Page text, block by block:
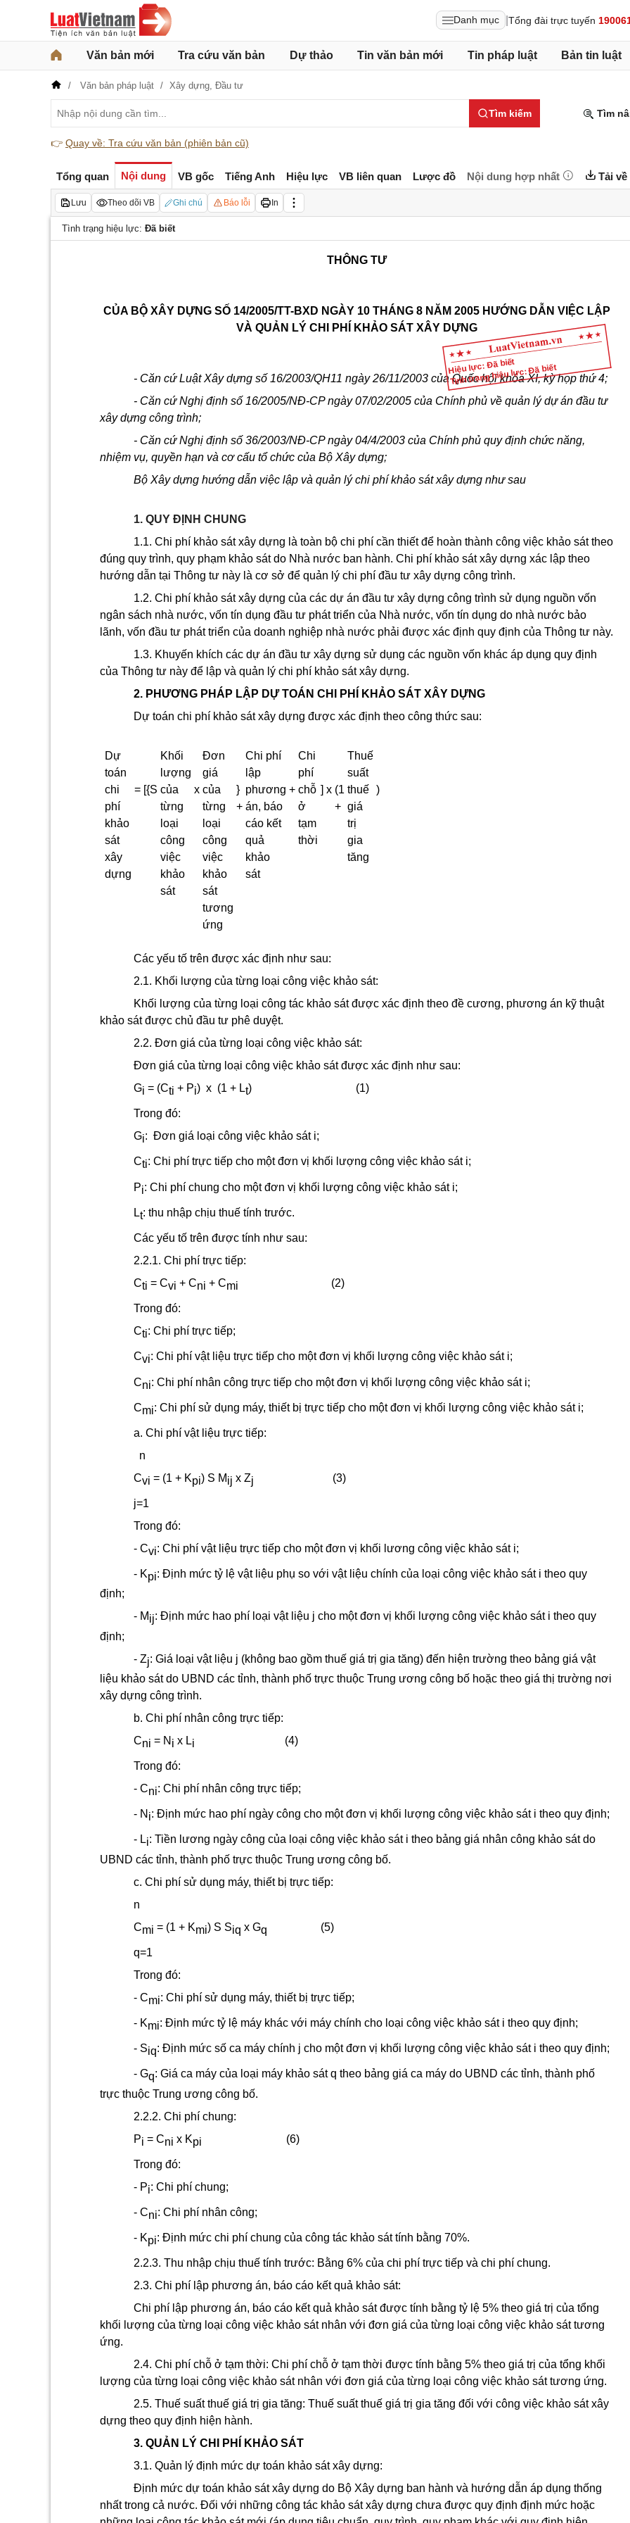
Danh mục Tổng đài trực tuyến
Văn bản mới Tra cứu văn bản Dự thảo Tin văn bản mới Tin pháp luật Bản tin luật
Văn bản pháp luật Xây dựng, Đầu tư
Tìm kiếm Tìm
👉 Quay về: Tra cứu văn bản (phiên bản cũ)
Tổng quan Nội dung VB gốc Tiếng Anh Hiệu lực VB liên quan Lược đồ Nội dung hợp nhất Tải về
Lưu Theo dõi VB Ghi chú Báo lỗi In
Tình trạng hiệu lực: Đã biết
Hiệu lực: Đã biết
Tình trạng hiệu lực: Đã biết
THÔNG TƯ
CỦA BỘ XÂY DỰNG SỐ 14/2005/TT-BXD NGÀY 10 THÁNG 8 NĂM 2005 HƯỚNG DẪN VIỆC LẬP
VÀ QUẢN LÝ CHI PHÍ KHẢO SÁT XÂY DỰNG
- Căn cứ Luật Xây dựng số 16/2003/QH11 ngày 26/11/2003 của Quốc hội khóa XI, kỳ họp thứ 4;
- Căn cứ Nghị định số 16/2005/NĐ-CP ngày 07/02/2005 của Chính phủ về quản lý dự án đầu tư
xây dựng công trình;
- Căn cứ Nghị định số 36/2003/NĐ-CP ngày 04/4/2003 của Chính phủ quy định chức năng,
nhiệm vụ, quyền hạn và cơ cấu tổ chức của Bộ Xây dựng;
Bộ Xây dựng hướng dẫn việc lập và quản lý chi phí khảo sát xây dựng như sau
1. QUY ĐỊNH CHUNG
1.1. Chi phí khảo sát xây dựng là toàn bộ chi phí cần thiết để hoàn thành công việc khảo sát theo
đúng quy trình, quy phạm khảo sát do Nhà nước ban hành. Chi phí khảo sát xây dựng xác lập theo
hướng dẫn tại Thông tư này là cơ sở để quản lý chi phí đầu tư xây dựng công trình.
1.2. Chi phí khảo sát xây dựng của các dự án đầu tư xây dựng công trình sử dụng nguồn vốn
ngân sách nhà nước, vốn tín dụng đầu tư phát triển của Nhà nước, vốn tín dụng do nhà nước bảo
lãnh, vốn đầu tư phát triển của doanh nghiệp nhà nước phải được xác định quy định của Thông tư này.
1.3. Khuyến khích các dự án đầu tư xây dựng sử dụng các nguồn vốn khác áp dụng quy định
của Thông tư này để lập và quản lý chi phí khảo sát xây dựng.
2. PHƯƠNG PHÁP LẬP DỰ TOÁN CHI PHÍ KHẢO SÁT XÂY DỰNG
Dự toán chi phí khảo sát xây dựng được xác định theo công thức sau:
Dự
toán
chi
phí
khảo
sát
xây
dựng
= [{S
Khối
lượng
của
từng
loại
công
việc
khảo
sát
x
Đơn
giá
của
từng
loại
công
việc
khảo
sát
tương
ứng
}
+
Chi phí
lập
phương
án, báo
cáo kết
quả
khảo
sát
+
Chi
phí
chỗ
ở
tạm
thời
] x (1
+
Thuế
suất
thuế
giá
trị
gia
tăng
)
Các yếu tố trên được xác định như sau:
2.1. Khối lượng của từng loại công việc khảo sát:
Khối lượng của từng loại công tác khảo sát được xác định theo đề cương, phương án kỹ thuật
khảo sát được chủ đầu tư phê duyệt.
2.2. Đơn giá của từng loại công việc khảo sát:
Đơn giá của từng loại công việc khảo sát được xác định như sau:
Gi = (Cti + Pi) x (1 + Lt) (1)
Trong đó:
Gi: Đơn giá loại công việc khảo sát i;
Cti: Chi phí trực tiếp cho một đơn vị khối lượng công việc khảo sát i;
Pi: Chi phí chung cho một đơn vị khối lượng công việc khảo sát i;
Lt: thu nhập chịu thuế tính trước.
Các yếu tố trên được tính như sau:
2.2.1. Chi phí trực tiếp:
Cti = Cvi + Cni + Cmi (2)
Trong đó:
Cti: Chi phí trực tiếp;
Cvi: Chi phí vật liệu trực tiếp cho một đơn vị khối lượng công việc khảo sát i;
Cni: Chi phí nhân công trực tiếp cho một đơn vị khối lượng công việc khảo sát i;
Cmi: Chi phí sử dụng máy, thiết bị trực tiếp cho một đơn vị khối lượng công việc khảo sát i;
a. Chi phí vật liệu trực tiếp:
n
Cvi = (1 + Kpi) S Mij x Zj (3)
j=1
Trong đó:
- Cvi: Chi phí vật liệu trực tiếp cho một đơn vị khối lương công việc khảo sát i;
- Kpi: Định mức tỷ lệ vật liệu phụ so với vật liệu chính của loại công việc khảo sát i theo quy
định;
- Mij: Định mức hao phí loại vật liệu j cho một đơn vị khối lượng công việc khảo sát i theo quy
định;
- Zj: Giá loại vật liệu j (không bao gồm thuế giá trị gia tăng) đến hiện trường theo bảng giá vật
liệu khảo sát do UBND các tỉnh, thành phố trực thuộc Trung ương công bố hoặc theo giá thị trường nơi
xây dựng công trình.
b. Chi phí nhân công trực tiếp:
Cni = N i x Li (4)
Trong đó:
- Cni: Chi phí nhân công trực tiếp;
- N i: Định mức hao phí ngày công cho một đơn vị khối lượng công việc khảo sát i theo quy định;
- Li: Tiền lương ngày công của loại công việc khảo sát i theo bảng giá nhân công khảo sát do
UBND các tỉnh, thành phố trực thuộc Trung ương công bố.
c. Chi phí sử dụng máy, thiết bị trực tiếp:
n
Cmi = (1 + Kmi) S Siq x Gq (5)
q=1
Trong đó:
- Cmi: Chi phí sử dụng máy, thiết bị trực tiếp;
- Kmi: Định mức tỷ lệ máy khác với máy chính cho loại công việc khảo sát i theo quy định;
- Siq: Định mức số ca máy chính j cho một đơn vị khối lượng công việc khảo sát i theo quy định;
- Gq: Giá ca máy của loại máy khảo sát q theo bảng giá ca máy do UBND các tỉnh, thành phố
trực thuộc Trung ương công bố.
2.2.2. Chi phí chung:
Pi = Cni x Kpi (6)
Trong đó:
- Pi: Chi phí chung;
- Cni: Chi phí nhân công;
- Kpi: Định mức chi phí chung của công tác khảo sát tính bằng 70%.
2.2.3. Thu nhập chịu thuế tính trước: Bằng 6% của chi phí trực tiếp và chi phí chung.
2.3. Chi phí lập phương án, báo cáo kết quả khảo sát:
Chi phí lập phương án, báo cáo kết quả khảo sát được tính bằng tỷ lệ 5% theo giá trị của tổng
khối lượng của từng loại công việc khảo sát nhân với đơn giá của từng loại công việc khảo sát tương
ứng.
2.4. Chi phí chỗ ở tạm thời: Chi phí chỗ ở tạm thời được tính bằng 5% theo giá trị của tổng khối
lượng của từng loại công việc khảo sát nhân với đơn giá của từng loại công việc khảo sát tương ứng.
2.5. Thuế suất thuế giá trị gia tăng: Thuế suất thuế giá trị gia tăng đối với công việc khảo sát xây
dựng theo quy định hiện hành.
3. QUẢN LÝ CHI PHÍ KHẢO SÁT
3.1. Quản lý định mức dự toán khảo sát xây dựng:
Định mức dự toán khảo sát xây dựng do Bộ Xây dựng ban hành và hướng dẫn áp dụng thống
nhất trong cả nước. Đối với những công tác khảo sát xây dựng chưa được quy định định mức hoặc